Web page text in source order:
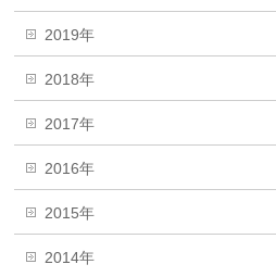
2019年
2018年
2017年
2016年
2015年
2014年